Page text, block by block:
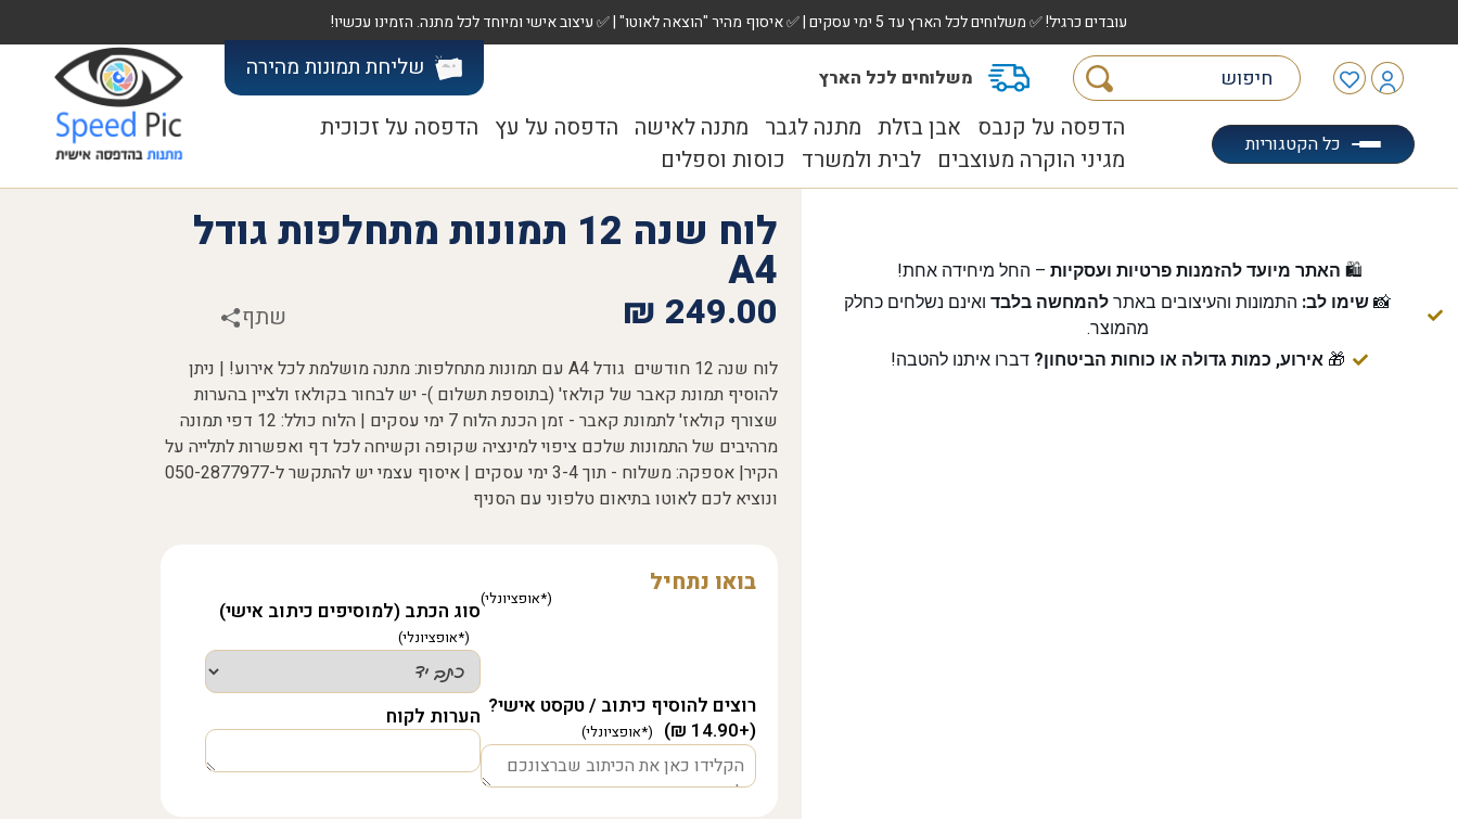
עובדים כרגיל! ✅ משלוחים לכל הארץ עד 5 ימי עסקים | ✅ איסוף מהיר "הוצאה לאוטו" | ✅ עיצוב אישי ומיוחד לכל מתנה. הזמינו עכשיו!
משלוחים לכל הארץ שליחת תמונות מהירה
כל הקטגוריות
הדפסה על קנבס אבן בזלת מתנה לגבר מתנה לאישה הדפסה על עץ הדפסה על זכוכית
מגיני הוקרה מעוצבים לבית ולמשרד כוסות וספלים
🛍️ האתר מיועד להזמנות פרטיות ועסקיות– החל מיחידה אחת!
📸 שימו לב: התמונות והעיצובים באתר להמחשה בלבדואינם נשלחים כחלק
מהמוצר.
🎁אירוע, כמות גדולה או כוחות הביטחון? דברו איתנו להטבה!
לוח שנה 12 תמונות מתחלפות גודל
A4
249.00
₪ שתף
לוח שנה 12 חודשים גודל A4 עם תמונות מתחלפות: מתנה מושלמת לכל אירוע! | ניתן
להוסיף תמונת קאבר של קולאז' (בתוספת תשלום )- יש לבחור בקולאז ולציין בהערות
שצורף קולאז' לתמונת קאבר - זמן הכנת הלוח 7 ימי עסקים | הלוח כולל: 12 דפי תמונה
מרהיבים של התמונות שלכם ציפוי למינציה שקופה וקשיחה לכל דף ואפשרות לתלייה על
הקיר| אספקה: משלוח - תוך 3-4 ימי עסקים | איסוף עצמי יש להתקשר ל-050-2877977
ונוציא לכם לאוטו בתיאום טלפוני עם הסניף
בואו נתחיל
רוצים להוסיף כיתוב / טקסט אישי?
(+14.90 ₪)
סוג הכתב (למוסיפים כיתוב אישי)
הערות לקוח